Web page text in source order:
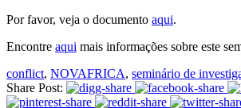
Por favor, veja o documento aqui.
Encontre aqui mais informações sobre este
conflict, NOVAFRICA, seminário de
Share Post: